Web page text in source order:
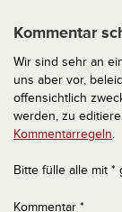
Kommentar
Wir sind sehr an
uns aber vor,
offensichtlich
werden, zu
Kommentarregeln.
Bitte fülle alle mit
Kommentar *